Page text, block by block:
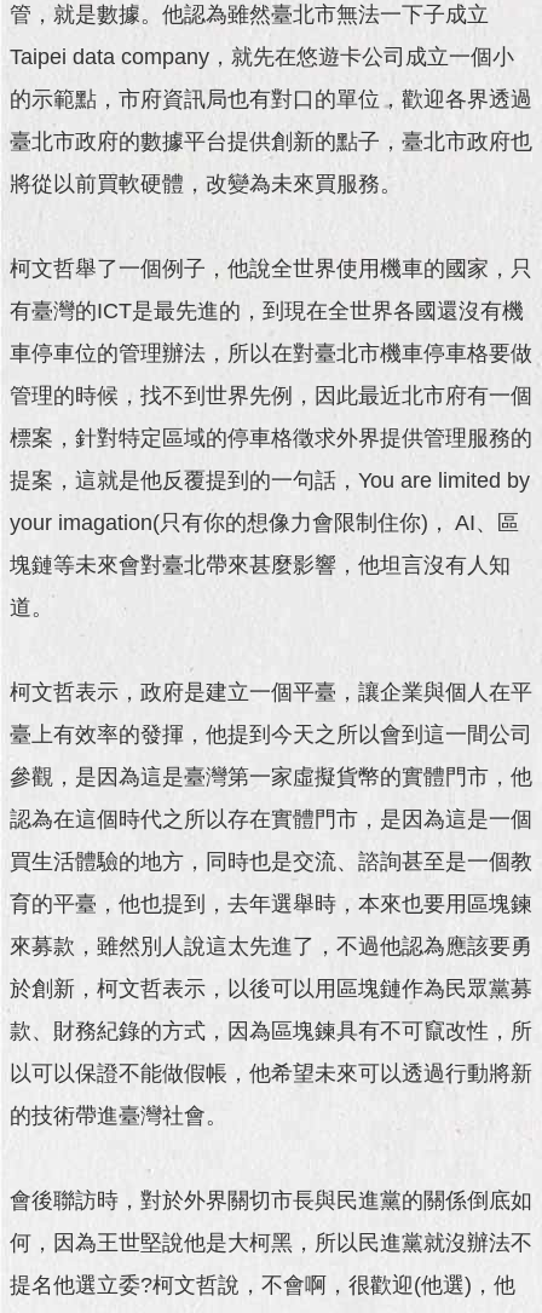
民
互
動
活
動
館
回
首
頁
網
站
導
覽
English
答
時
新
聞
澄
雙
語
詞
台
通
情
統
管，就是數據。他認為雖然臺北市無法一下子成立
Taipei data company，就先在悠遊卡公司成立一個小
的示範點，市府資訊局也有對口的單位，歡迎各界透過
臺北市政府的數據平台提供創新的點子，臺北市政府也
將從以前買軟硬體，改變為未來買服務。
柯文哲舉了一個例子，他說全世界使用機車的國家，只
有臺灣的ICT是最先進的，到現在全世界各國還沒有機
車停車位的管理辦法，所以在對臺北市機車停車格要做
管理的時候，找不到世界先例，因此最近北市府有一個
標案，針對特定區域的停車格徵求外界提供管理服務的
提案，這就是他反覆提到的一句話，You are limited by
your imagation(只有你的想像力會限制住你)， AI、區
塊鏈等未來會對臺北帶來甚麼影響，他坦言沒有人知
道。
柯文哲表示，政府是建立一個平臺，讓企業與個人在平
臺上有效率的發揮，他提到今天之所以會到這一間公司
參觀，是因為這是臺灣第一家虛擬貨幣的實體門市，他
認為在這個時代之所以存在實體門市，是因為這是一個
買生活體驗的地方，同時也是交流、諮詢甚至是一個教
育的平臺，他也提到，去年選舉時，本來也要用區塊鍊
來募款，雖然別人說這太先進了，不過他認為應該要勇
於創新，柯文哲表示，以後可以用區塊鏈作為民眾黨募
款、財務紀錄的方式，因為區塊鍊具有不可竄改性，所
以可以保證不能做假帳，他希望未來可以透過行動將新
的技術帶進臺灣社會。
會後聯訪時，對於外界關切市長與民進黨的關係倒底如
何，因為王世堅說他是大柯黑，所以民進黨就沒辦法不
提名他選立委?柯文哲說，不會啊，很歡迎(他選)，他